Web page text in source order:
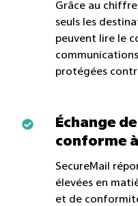
Grâce au
seuls les
peuvent lire le
protégées
Échange
conforme
SecureMail
élevées en
et de
Échange
données
conforme